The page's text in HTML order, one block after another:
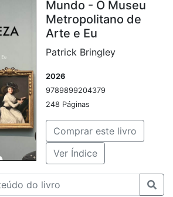
Mundo - O Museu
Metropolitano de
Arte e Eu
Patrick Bringley
2026
9789899204379
248 Páginas
Comprar este livro
Ver Índice